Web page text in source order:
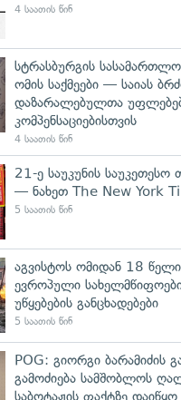
4 საათის წინ
სტრასბურგის
ომის საქმეები — საიას
დაზარალებულთა
კომპენსაციებისთვის
4 საათის წინ
21-ე საუკუნის
— ნახეთ The New York
5 საათის წინ
აგვისტოს ომიდან 18
ევროპული
უწყებების განცხადებები
5 საათის წინ
POG: გიორგი ბარამიძის
გამოძიება სამშობლოს
საბოტაჟის ფაქტზე დაიწყო